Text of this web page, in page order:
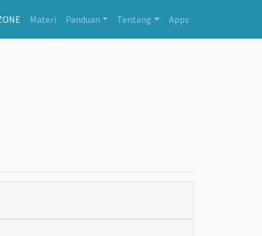
Materi Panduan Tentang Apps